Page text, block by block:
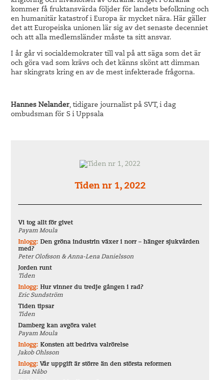
kommer få fruktansvärda följder för landets befolkning och
en humanitär katastrof i Europa är mycket nära. Här gäller
det att Europeiska unionen lär sig av det senaste decenniet
och att alla medlemsländer måste ta sitt ansvar.
I år går vi socialdemokrater till val på att säga som det är
och göra vad som krävs och det känns skönt att dimman
har skingrats kring en av de mest infekterade frågorna.
Hannes Nelander, tidigare journalist på SVT, i dag
ombudsman för S i Uppsala
Tiden nr 1, 2022
Vi tog allt för givet
Payam Moula
Inlogg:Den gröna industrin växer i norr – hänger sjukvården
med?
Peter Olofsson & Anna-Lena Danielsson
Jorden runt
Tiden
Inlogg:Hur vinner du tredje gången i rad?
Eric Sundström
Tiden tipsar
Tiden
Damberg kan avgöra valet
Payam Moula
Inlogg:Konsten att bedriva valrörelse
Jakob Ohlsson
Inlogg: Vår uppgift är större än den största reformen
Lisa Nåbo